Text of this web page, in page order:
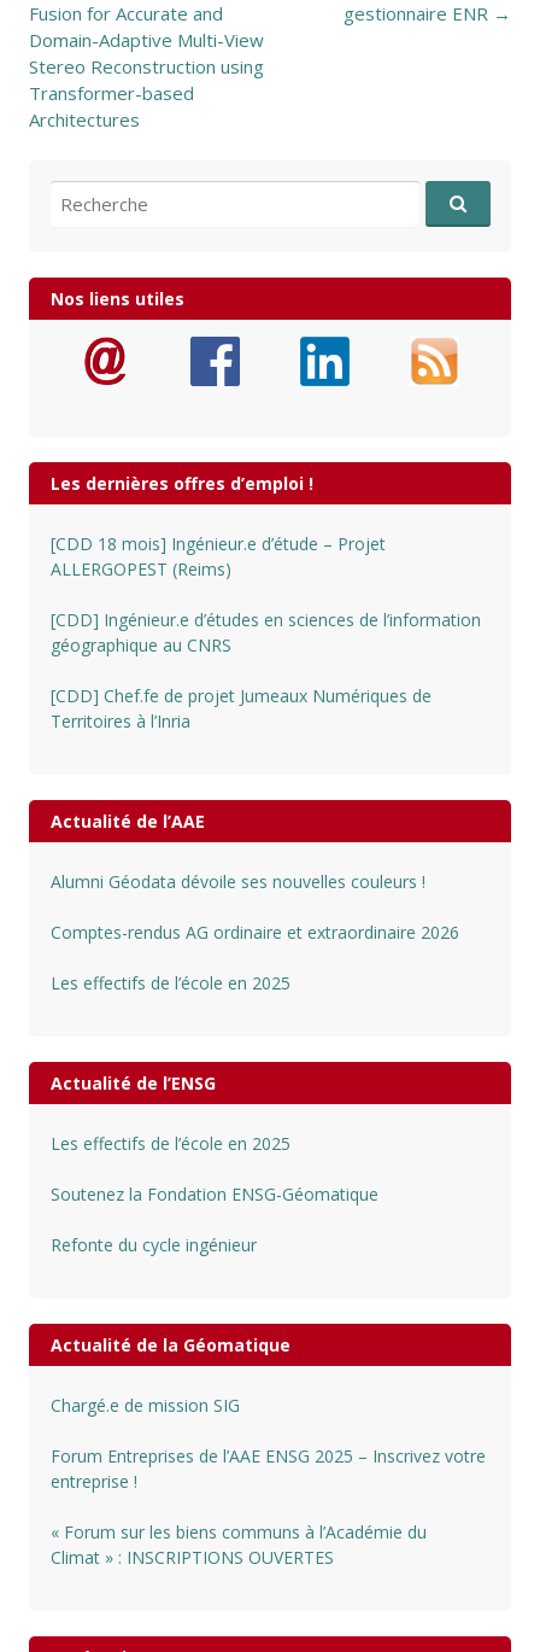
Fusion for Accurate and
Domain-Adaptive Multi-View
Stereo Reconstruction using
Transformer-based
Architectures
gestionnaire ENR →
Recherche pour:
Nos liens utiles
Les dernières offres d’emploi !
[CDD 18 mois] Ingénieur.e d’étude – Projet
ALLERGOPEST (Reims)
[CDD] Ingénieur.e d’études en sciences de l’information
géographique au CNRS
[CDD] Chef.fe de projet Jumeaux Numériques de
Territoires à l’Inria
Actualité de l’AAE
Alumni Géodata dévoile ses nouvelles couleurs !
Comptes-rendus AG ordinaire et extraordinaire 2026
Les effectifs de l’école en 2025
Actualité de l’ENSG
Les effectifs de l’école en 2025
Soutenez la Fondation ENSG-Géomatique
Refonte du cycle ingénieur
Actualité de la Géomatique
Chargé.e de mission SIG
Forum Entreprises de l’AAE ENSG 2025 – Inscrivez votre
entreprise !
« Forum sur les biens communs à l’Académie du
Climat » : INSCRIPTIONS OUVERTES